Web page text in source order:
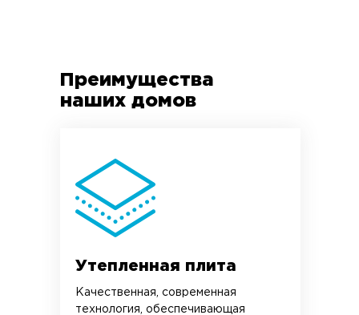
Преимущества
наших домов
Качественная, современная
технология, обеспечивающая
Утепленная плита